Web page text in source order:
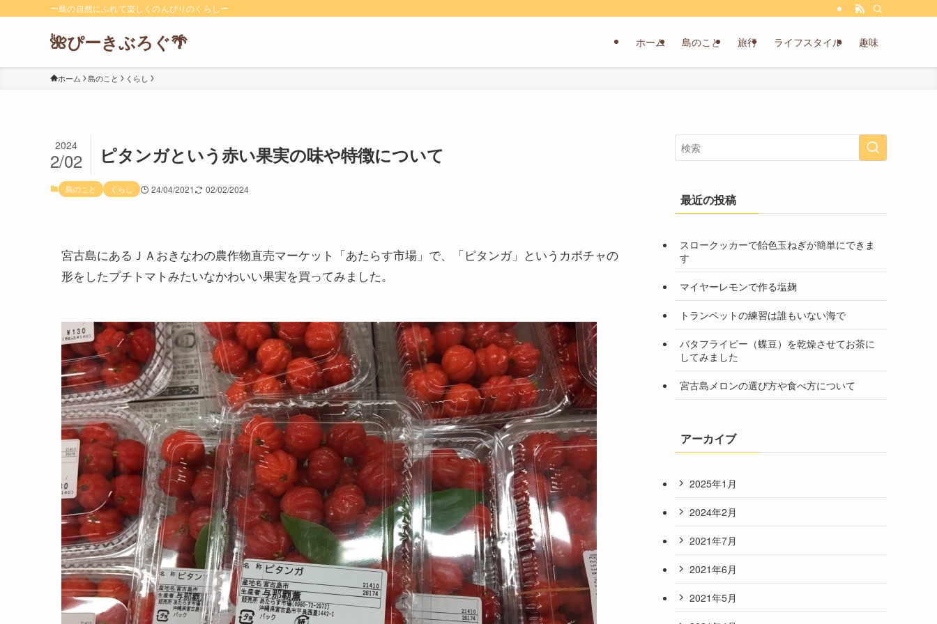
ー島の自然にふれて楽しくのんびりのくらしー
🌺ぴーきぶろぐ🌴 ホーム 島のこと 旅行 ライフスタイル 趣味
ホーム 島のこと くらし
ピタンガという赤い果実の味や特徴について
2024
2/02
島のこと くらし 24/04/2021 02/02/2024
宮古島にあるＪＡおきなわの農作物直売マーケット「あたらす市場」で、「ピタンガ」というカボチャの
形をしたプチトマトみたいなかわいい果実を買ってみました。
最近の投稿
スロークッカーで飴色玉ねぎが簡単にできま
す
マイヤーレモンで作る塩麹
トランペットの練習は誰もいない海で
バタフライピー（蝶豆）を乾燥させてお茶に
してみました
宮古島メロンの選び方や食べ方について
アーカイブ
2025年1月
2024年2月
2021年7月
2021年6月
2021年5月